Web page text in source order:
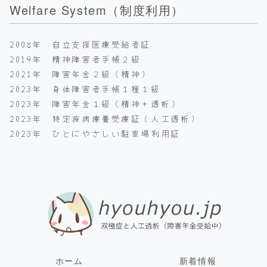
Welfare System（制度利用）
2008年 自立支援医療受給者証
2019年 精神障害者手帳２級
2021年 障害年金２級（精神）
2023年 身体障害者手帳１種１級
2023年 障害年金１級（精神＋透析）
2023年 特定疾病療養受療証（人工透析）
2023年 ひとにやさしい駐車場利用証
ホーム 新着情報